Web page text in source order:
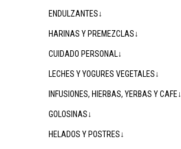
ENDULZANTES↓
HARINAS Y PREMEZCLAS↓
CUIDADO PERSONAL↓
LECHES Y YOGURES VEGETALES↓
INFUSIONES, HIERBAS, YERBAS Y CAFE↓
GOLOSINAS↓
HELADOS Y POSTRES↓